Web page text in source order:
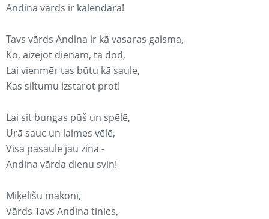
Andina vārds ir kalendārā!
Tavs vārds Andina ir kā vasaras gaisma,
Ko, aizejot dienām, tā dod,
Lai vienmēr tas būtu kā saule,
Kas siltumu izstarot prot!
Lai sit bungas pūš un spēlē,
Urā sauc un laimes vēlē,
Visa pasaule jau zina -
Andina vārda dienu svin!
Miķelīšu mākonī,
Vārds Tavs Andina tinies,